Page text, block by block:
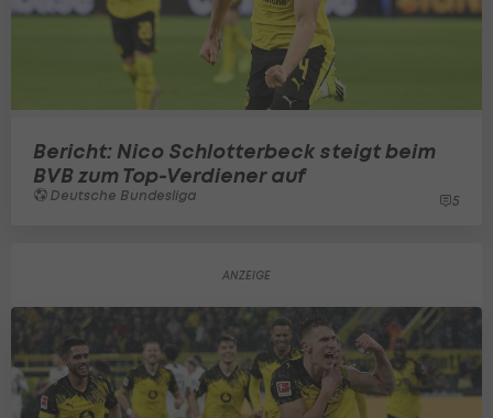
Bericht: Nico Schlotterbeck steigt beim
BVB zum Top-Verdiener auf
Deutsche Bundesliga 5